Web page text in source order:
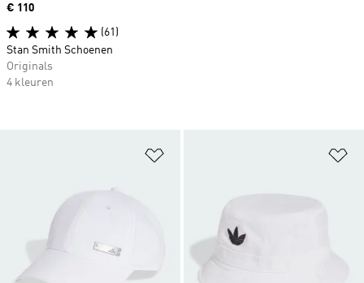
Price
€ 110
(61)
Stan Smith Schoenen
Originals
4 kleuren